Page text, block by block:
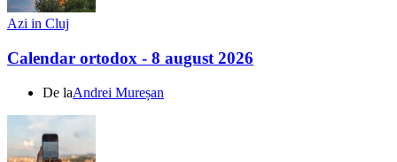
Azi in Cluj
Calendar ortodox - 8 august 2026
De laAndrei Mureșan